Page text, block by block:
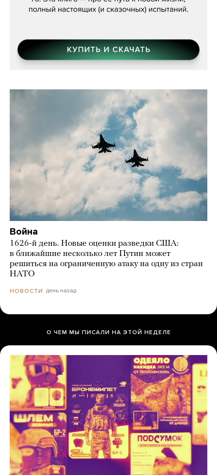
Война
1626-й день. Новые оценки разведки США:
в ближайшие несколько лет Путин может
решиться на ограниченную атаку на одну из стран
НАТО
НОВОСТИ день назад
О ЧЕМ МЫ ПИСАЛИ НА ЭТОЙ НЕДЕЛЕ